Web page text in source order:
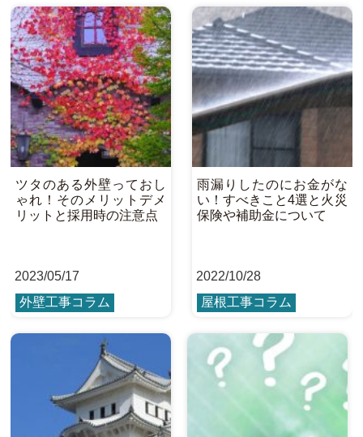
コラム一覧
ツタのある外壁っておし
ゃれ！そのメリットデメ
リットと採用時の注意点
2023/05/17
外壁工事コラム
雨漏りしたのにお金がな
い！すべきこと4選と火災
保険や補助金について
2022/10/28
屋根工事コラム